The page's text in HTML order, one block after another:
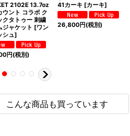
2102E 13.7oz
ウント コラボ ク
クタトゥー 刺繍
ジャケット [ワン
シュ]
円(税別)
41カーキ [カーキ]
26,800円(税別)
こんな商品も買っています